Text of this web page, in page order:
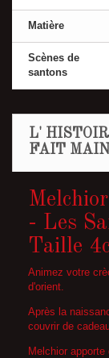
Matière
Scènes de
santons
L'
FAIT MAIN
- Les
Taille
Animez votre
d'orient.
Après la
couvrir de
Melchior